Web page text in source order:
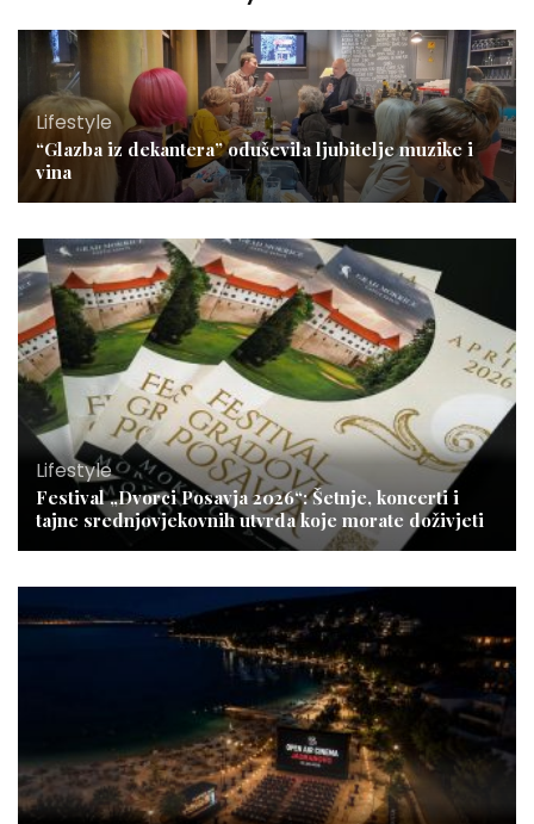
Lifestyle
“Glazba iz dekantera” oduševila ljubitelje muzike i
vina
Lifestyle
Festival „Dvorci Posavja 2026“: Šetnje, koncerti i
tajne srednjovjekovnih utvrda koje morate doživjeti